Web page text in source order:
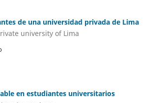
de una universidad privada de Lima
university of Lima
en estudiantes universitarios